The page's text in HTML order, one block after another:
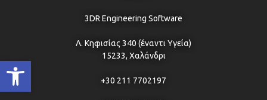
Ανοίξτε τη γραμμή εργαλείων
3DR Engineering Software
Λ. Κηφισίας 340 (έναντι Υγεία)
15233, Χαλάνδρι
+30 211 7702197